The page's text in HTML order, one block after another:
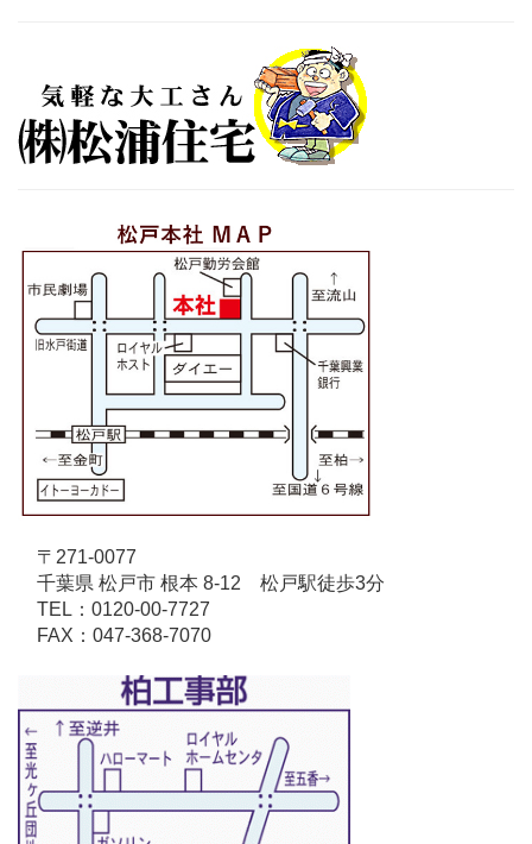
〒271-0077
千葉県 松戸市 根本 8-12 松戸駅徒歩3分
TEL：0120-00-7727
FAX：047-368-7070